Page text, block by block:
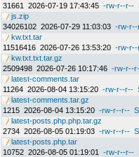
31661
2026-07-19 17:43:45 -rw-r--r--
js.zip
34026102 2026-07-29 11:03:03 -rw-r--
kw.txt.tar
11516416 2026-07-26 13:53:20 -rw-r--
kw.txt.txt.tar.gz
2509498 2026-07-26 10:17:46 -rw-r--
latest-comments.tar
11264 2026-08-04 13:15:20 -rw-r--r--
latest-comments.tar.gz
1215 2026-08-04 13:15:20 -rw-r--r--
latest-posts.php.php.tar.gz
2734 2026-08-05 01:19:03 -rw-r--r--
latest-posts.php.tar
10752 2026-08-05 01:19:01 -rw-r--r--